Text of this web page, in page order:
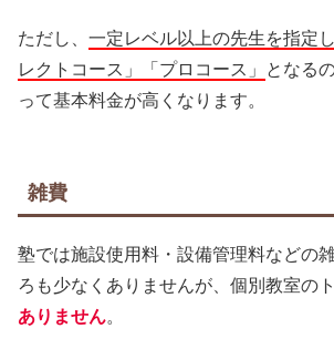
ただし、 一定レベル以上の先生を指定
レクトコース」「プロコース」 となる
って基本料金が高くなります。
雑費
塾では施設使用料・設備管理料などの
ろも少なくありませんが、個別教室の
ありません。